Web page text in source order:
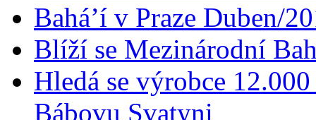
Bahá’í v Praze Duben/
Blíží se Mezinárodní
Hledá se výrobce
Bábovu Svatyni